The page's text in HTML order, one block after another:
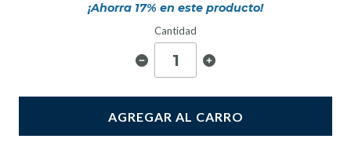
¡Ahorra 17% en este producto!
Cantidad
AGREGAR AL CARRO